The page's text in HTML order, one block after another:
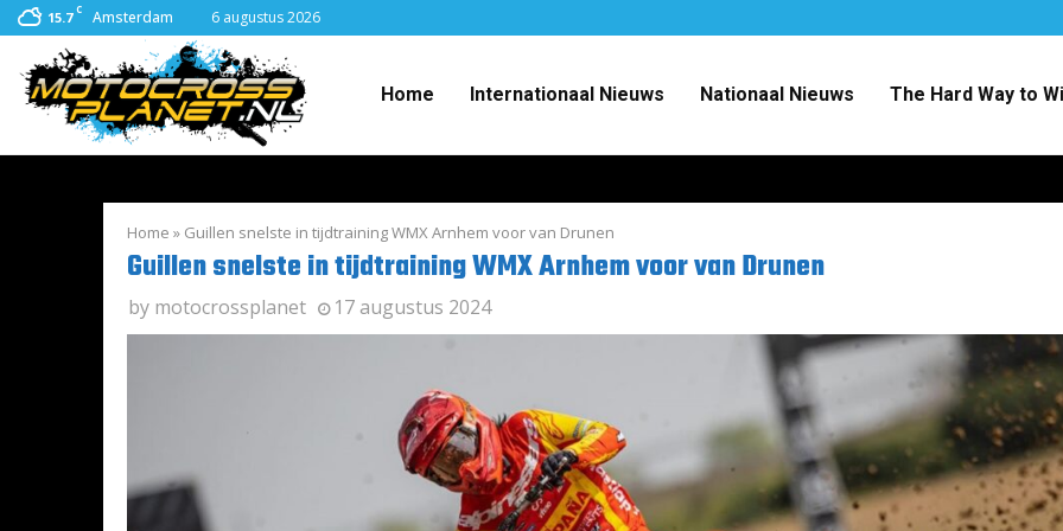
15.7 C Amsterdam 6 augustus 2026
Home Internationaal Nieuws Nationaal Nieuws The Hard Way to
Home » Guillen snelste in tijdtraining WMX Arnhem voor van Drunen
Guillen snelste in tijdtraining WMX Arnhem voor van Drunen
by motocrossplanet 17 augustus 2024